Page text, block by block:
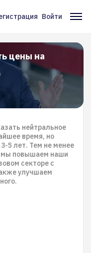
Войти
цены на
нейтральное
время, но
5 лет. Тем не менее
мы повышаем наши
секторе с
улучшаем